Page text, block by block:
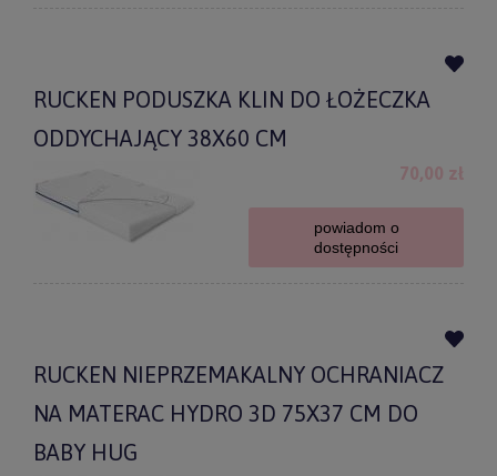
RUCKEN PODUSZKA KLIN DO ŁOŻECZKA
ODDYCHAJĄCY 38X60 CM
70,00 zł
powiadom o
dostępności
RUCKEN NIEPRZEMAKALNY OCHRANIACZ
NA MATERAC HYDRO 3D 75X37 CM DO
BABY HUG